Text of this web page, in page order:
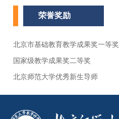
荣誉奖励
北京市基础教育教学成果奖一等奖
国家级教学成果奖二等奖
北京师范大学优秀新生导师